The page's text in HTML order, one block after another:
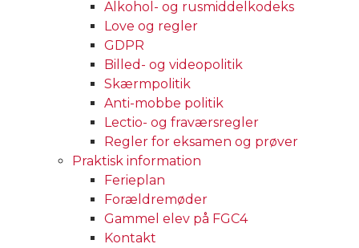
Alkohol- og rusmiddelkodeks
Love og regler
GDPR
Billed- og videopolitik
Skærmpolitik
Anti-mobbe politik
Lectio- og fraværsregler
Regler for eksamen og prøver
Praktisk information
Ferieplan
Forældremøder
Gammel elev på FGC4
Kontakt